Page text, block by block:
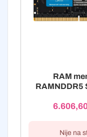
RAM
RAMNDDR5
Nije na